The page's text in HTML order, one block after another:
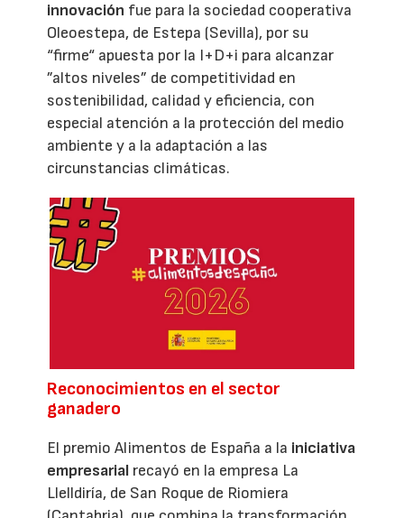
innovación fue para la sociedad cooperativa
Oleoestepa, de Estepa (Sevilla), por su
“firme“ apuesta por la I+D+i para alcanzar
”altos niveles” de competitividad en
sostenibilidad, calidad y eficiencia, con
especial atención a la protección del medio
ambiente y a la adaptación a las
circunstancias climáticas.
Reconocimientos en el sector
ganadero
El premio Alimentos de España a la iniciativa
empresarial recayó en la empresa La
Llelldiría, de San Roque de Riomiera